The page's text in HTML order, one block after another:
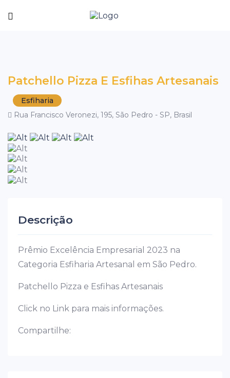
Patchello Pizza E Esfihas Artesanais
Esfiharia
Rua Francisco Veronezi, 195, São Pedro - SP, Brasil
Descrição
Prêmio Excelência Empresarial 2023 na
Categoria Esfiharia Artesanal em São Pedro.
Patchello Pizza e Esfihas Artesanais
Click no Link para mais informações.
Compartilhe: